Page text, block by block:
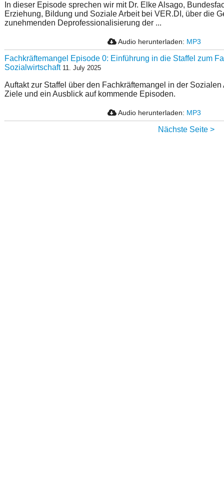
In dieser Episode sprechen wir mit Dr. Elke Alsago,
Erziehung, Bildung und Soziale Arbeit bei VER.DI, über die
zunehmenden Deprofessionalisierung der ...
Audio herunterladen: MP3
Fachkräftemangel Episode 0: Einführung in die Staffel zum
Sozialwirtschaft 11. July 2025
Auftakt zur Staffel über den Fachkräftemangel in der
Ziele und ein Ausblick auf kommende Episoden.
Audio herunterladen: MP3
Nächste Seite >